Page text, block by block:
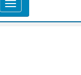
T
o